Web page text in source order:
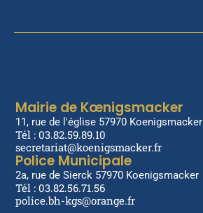
Mairie de Kœnigsmacker
11, rue de l'église 57970 Koenigsmacker
Tél : 03.82.59.89.10
secretariat@koenigsmacker.fr
Police Municipale
2a, rue de Sierck 57970 Koenigsmacker
Tél : 03.82.56.71.56
police.bh-kgs@orange.fr